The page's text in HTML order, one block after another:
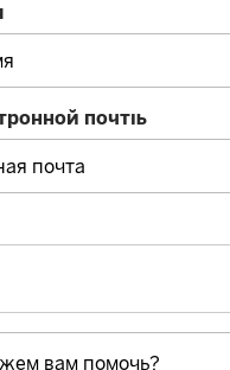
почты